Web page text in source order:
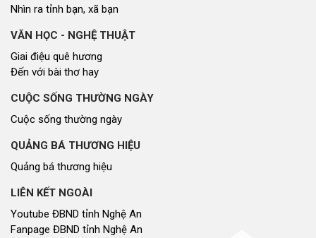
Nhìn ra tỉnh bạn, xã bạn
VĂN HỌC - NGHỆ THUẬT
Giai điệu quê hương
Đến với bài thơ hay
CUỘC SỐNG THƯỜNG NGÀY
Cuộc sống thường ngày
QUẢNG BÁ THƯƠNG HIỆU
Quảng bá thương hiệu
LIÊN KẾT NGOÀI
Youtube ĐBND tỉnh Nghệ An
Fanpage ĐBND tỉnh Nghệ An